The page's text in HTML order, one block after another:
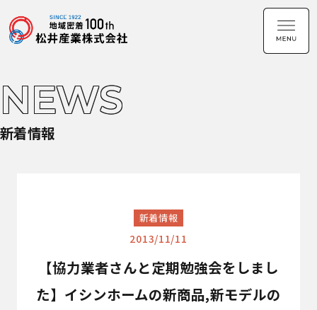
NEWS
新着情報
新着情報
2013/11/11
【協力業者さんと定期勉強会をしまし
た】イシンホームの新商品,新モデルの